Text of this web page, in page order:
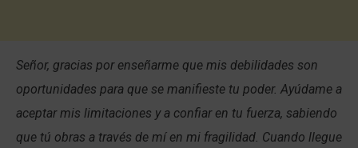
Señor, gracias por enseñarme que mis debilidades son
oportunidades para que se manifieste tu poder. Ayúdame a
aceptar mis limitaciones y a confiar en tu fuerza, sabiendo
que tú obras a través de mí en mi fragilidad. Cuando llegue